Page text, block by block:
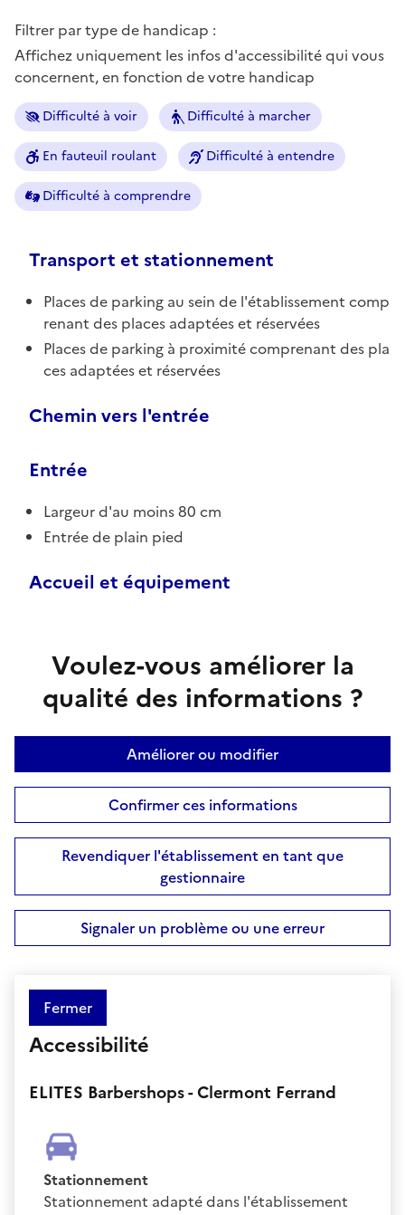
Filtrer par type de handicap :
Affichez uniquement les infos d'accessibilité qui vous
concernent, en fonction de votre handicap
Difficulté à voir Difficulté à marcher
En fauteuil roulant Difficulté à entendre
Difficulté à comprendre
Transport et stationnement
Places de parking au sein de l'établissement comp
renant des places adaptées et réservées
Places de parking à proximité comprenant des pla
ces adaptées et réservées
Chemin vers l'entrée
Entrée
Largeur d'au moins 80 cm
Entrée de plain pied
Accueil et équipement
Voulez-vous améliorer la
qualité des informations ?
Améliorer ou modifier
Confirmer ces informations
Revendiquer l'établissement en tant que
gestionnaire
Signaler un problème ou une erreur
Fermer
Accessibilité
ELITES Barbershops - Clermont Ferrand
Stationnement
Stationnement adapté dans l'établissement